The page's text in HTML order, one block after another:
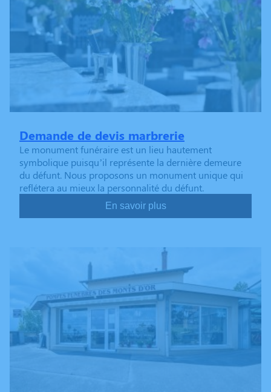
Demande de devis marbrerie
Le monument funéraire est un lieu hautement
symbolique puisqu’il représente la dernière demeure
du défunt. Nous proposons un monument unique qui
reflétera au mieux la personnalité du défunt.
En savoir plus